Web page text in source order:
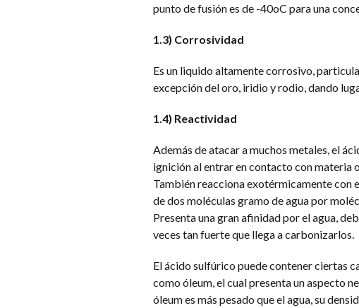
punto de fusión es de -40oC para una
1.3) Corrosividad
Es un liquido altamente corrosivo,
excepción del oro, iridio y rodio, dando
1.4) Reactividad
Además de atacar a muchos metales, el
ignición al entrar en contacto con materia
También reacciona exotérmicamente con
de dos moléculas gramo de agua por
Presenta una gran afinidad por el agua,
veces tan fuerte que llega a carbonizarlos.
El ácido sulfúrico puede contener ciertas
como óleum, el cual presenta un aspecto
óleum es más pesado que el agua, su